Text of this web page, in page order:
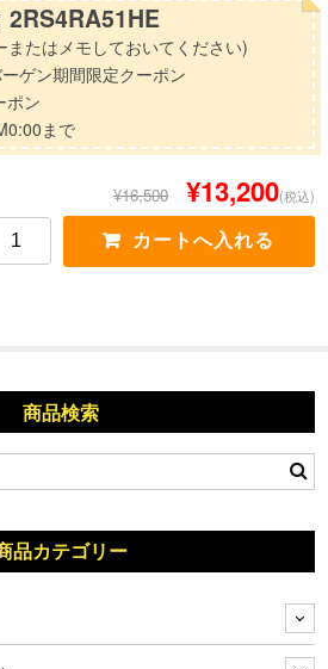
2RS4RA51HE
またはメモしておいてください)
ゲン期間限定クーポン
ポン
まで
¥16,500 ¥13,200(税込)
商品検索
品カテゴリー